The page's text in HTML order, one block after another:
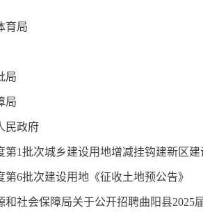
育局
局
局
民政府
第1批次城乡建设用地增减挂钩建新区建
第6批次建设用地《征收土地预公告》
和社会保障局关于公开招聘曲阳县2025